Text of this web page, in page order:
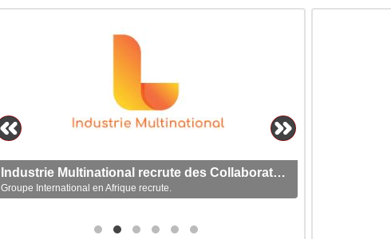
Industrie Multinational recrute des Collaborateurs
Groupe International en Afrique recrute.